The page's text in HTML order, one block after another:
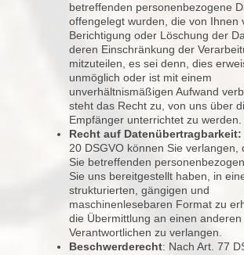
betreffenden personenbezogene
offengelegt wurden, die von Ihnen
Berichtigung oder Löschung der
deren Einschränkung der
mitzuteilen, es sei denn, dies
unmöglich oder ist mit einem
unverhältnismäßigen Aufwand
steht das Recht zu, von uns über
Empfänger unterrichtet zu werden.
Recht auf Datenübertragbarkeit:
20 DSGVO können Sie verlangen,
Sie betreffenden
Sie uns bereitgestellt haben, in
strukturierten, gängigen und
maschinenlesebaren Format zu
die Übermittlung an einen anderen
Verantwortlichen zu verlangen.
Beschwerderecht: Nach Art. 77